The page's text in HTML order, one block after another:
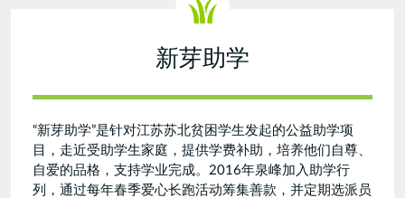
新芽助学
“新芽助学”是针对江苏苏北贫困学生发起的公益助学项
目，走近受助学生家庭，提供学费补助，培养他们自尊、
自爱的品格，支持学业完成。2016年泉峰加入助学行
列，通过每年春季爱心长跑活动筹集善款，并定期选派员